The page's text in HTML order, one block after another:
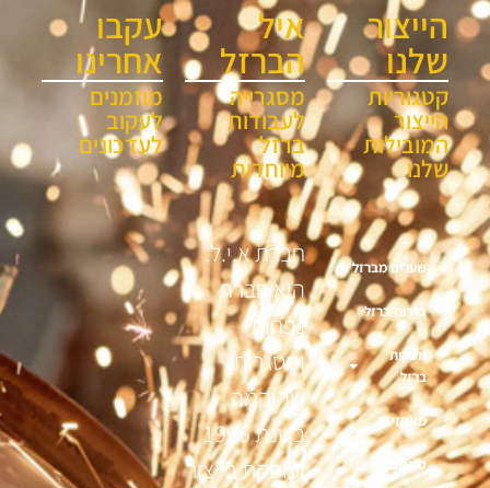
הייצור
שלנו
קטגוריות
הייצור
המובילות
שלנו
שערים מברזל
גדרות ברזל
מעקות
ברזל
מאחזי יד
סורגים
איל
הברזל
מסגרייה
לעבודות
ברזל
מיוחדות
חברת א.י.ל.
היא חברת
נפחות
ומסגרות
שהוקמה
בשנת 1996
ועוסקת בייצור
עקבו
אחרינו
מוזמנים
לעקוב
לעדכונים